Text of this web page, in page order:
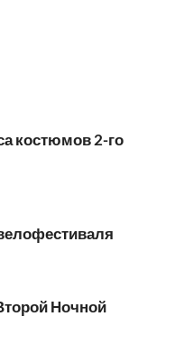
костюмов 2-го
Ночной